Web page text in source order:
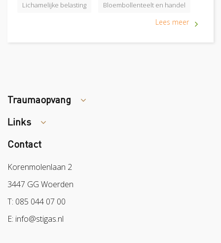
Lichamelijke belasting Bloembollenteelt en handel
Lees meer
Traumaopvang
Tips arbocatalogus?
Links
Colland
Sazas
BPL
Arbeidsmarkt
Contact
Korenmolenlaan 2
3447 GG Woerden
T: 085 044 07 00
E: info@stigas.nl